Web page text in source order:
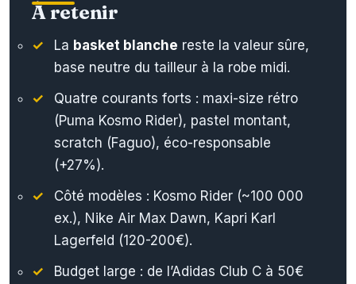
À retenir
La basket blanche reste la valeur sûre,
base neutre du tailleur à la robe midi.
Quatre courants forts : maxi-size rétro
(Puma Kosmo Rider), pastel montant,
scratch (Faguo), éco-responsable
(+27%).
Côté modèles : Kosmo Rider (~100 000
ex.), Nike Air Max Dawn, Kapri Karl
Lagerfeld (120-200€).
Budget large : de l’Adidas Club C à 50€